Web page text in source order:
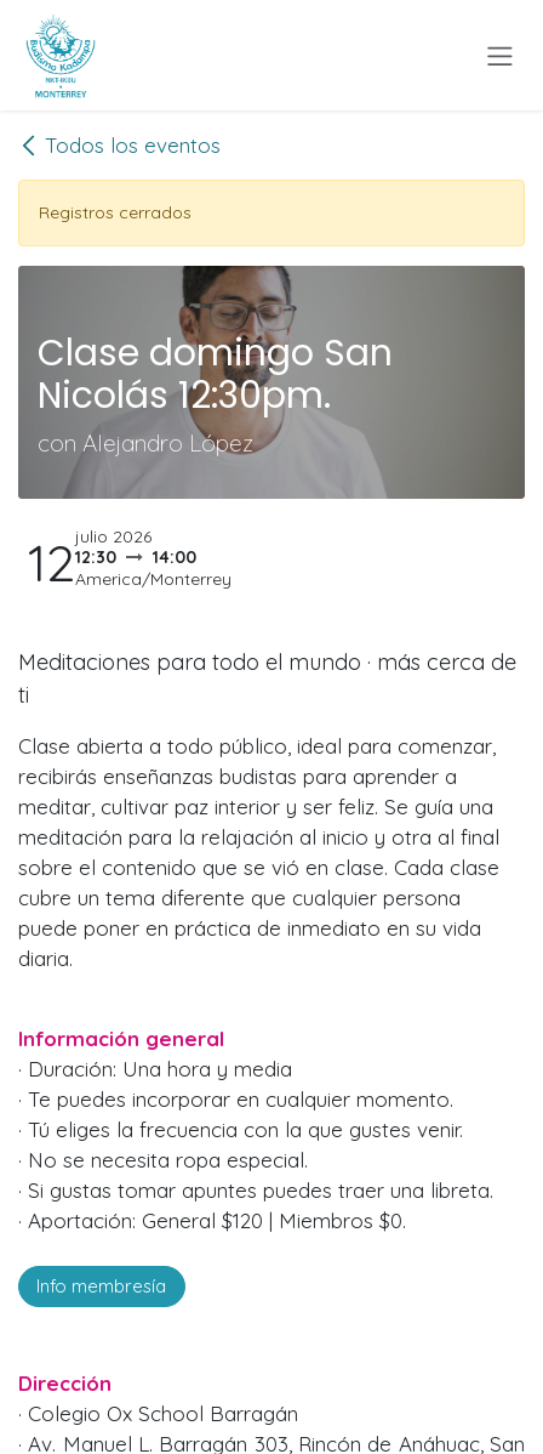
Ir al contenido
Todos los eventos
Registros cerrados
Clase domingo San
Nicolás 12:30pm.
con Alejandro López
12julio 2026
12:30
14:00
America/Monterrey
Meditaciones para todo el mundo · más cerca de
ti
Clase abierta a todo público, ideal para comenzar,
recibirás enseñanzas budistas para aprender a
meditar, cultivar paz interior y ser feliz. Se guía una
meditación para la relajación al inicio y otra al final
sobre el contenido que se vió en clase. Cada clase
cubre un tema diferente que cualquier persona
puede poner en práctica de inmediato en su vida
diaria.
Información general
· Duración: Una hora y media
· Te puedes incorporar en cualquier momento.
· Tú eliges la frecuencia con la que gustes venir.
· No se necesita ropa especial.
· Si gustas tomar apuntes puedes traer una libreta.
· Aportación: General $120 | Miembros $0.
Info membresía
Dirección
· Colegio Ox School Barragán
· Av. Manuel L. Barragán 303, Rincón de Anáhuac, San